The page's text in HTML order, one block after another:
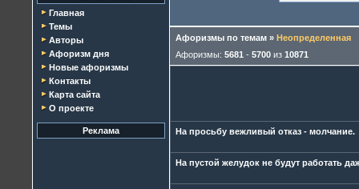
Главная
Темы
Авторы
Афоризм дня
Новые афоризмы
Контакты
Карта сайта
О проекте
Реклама
Афоризмы по темам » Неопределенная
Афоризмы: 5681 - 5700 из 10871
На просьбу вежливый отказ - молчание.
На пустой желудок не будут работать